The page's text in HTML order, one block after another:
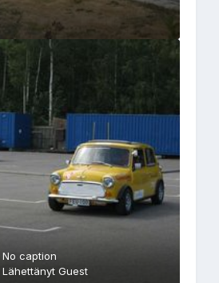
No caption
Lähettänyt Guest